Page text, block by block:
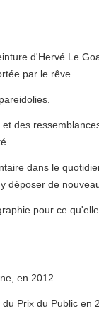
d'Hervé Le
par le rêve.
des
dans le
de
pour ce
en 2012
Prix du Public en